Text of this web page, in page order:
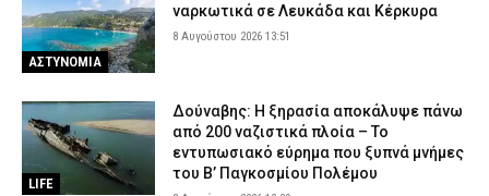
ΑΣΤΥΝΟΜΙΑ
ναρκωτικά σε Λευκάδα και Κέρκυρα
8 Αυγούστου 2026 13:51
LIFE
Δούναβης: Η ξηρασία αποκάλυψε πάνω
από 200 ναζιστικά πλοία – Το
εντυπωσιακό εύρημα που ξυπνά μνήμες
του Β’ Παγκοσμίου Πολέμου